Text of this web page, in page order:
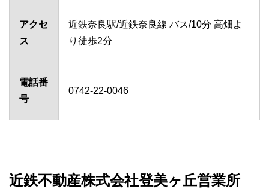
アクセ
ス
近鉄奈良駅/近鉄奈良線 バス/10分 高畑よ
り徒歩2分
電話番
号
0742-22-0046
近鉄不動産株式会社登美ヶ丘営業所